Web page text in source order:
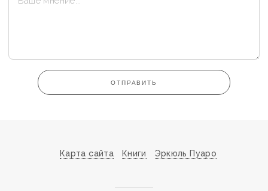
ОТПРАВИТЬ
Карта сайта Книги Эркюль Пуаро